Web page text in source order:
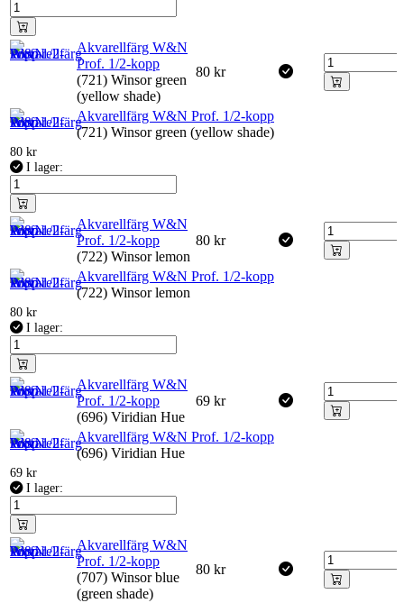
Akvarellfärg W&N
Prof. 1/2-kopp
(721) Winsor green
(yellow shade)
80 kr
Akvarellfärg W&N Prof. 1/2-kopp
(721) Winsor green (yellow shade)
80 kr
I lager:
Akvarellfärg W&N
Prof. 1/2-kopp
(722) Winsor lemon
80 kr
Akvarellfärg W&N Prof. 1/2-kopp
(722) Winsor lemon
80 kr
I lager:
Akvarellfärg W&N
Prof. 1/2-kopp
(696) Viridian Hue
69 kr
Akvarellfärg W&N Prof. 1/2-kopp
(696) Viridian Hue
69 kr
I lager:
Akvarellfärg W&N
Prof. 1/2-kopp
(707) Winsor blue
(green shade)
80 kr